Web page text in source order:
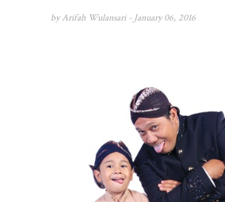
by Arifah Wulansari - January 06, 2016